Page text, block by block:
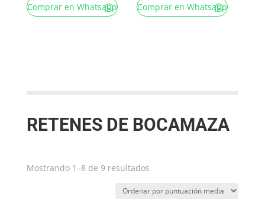
Comprar en Whatsapp Comprar en Whatsapp
RETENES DE BOCAMAZA
Mostrando 1–8 de 9 resultadosOrdenado
puntuación